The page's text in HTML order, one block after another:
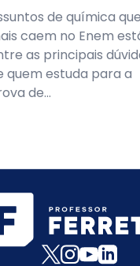
de química que
caem no Enem
as principais
quem estuda para a
de...